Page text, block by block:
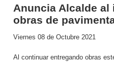
Anuncia Alcalde al
obras de
Viernes 08 de Octubre 2021
Al continuar entregando obras